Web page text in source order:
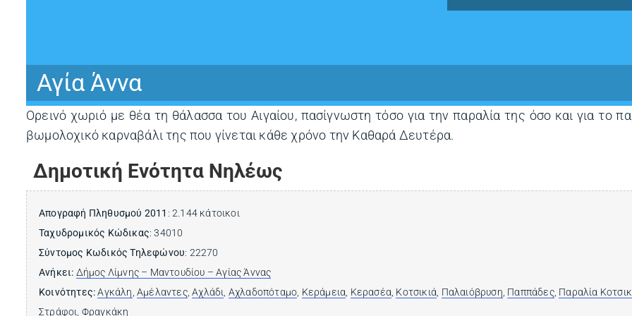
Αγία Άννα
Ορεινό χωριό με θέα τη θάλασσα του Αιγαίου, πασίγνωστη τόσο για την παραλία της όσο και για το
βωμολοχικό καρναβάλι της που γίνεται κάθε χρόνο την Καθαρά Δευτέρα.
Δημοτική Ενότητα Νηλέως
Απογραφή Πληθυσμού 2011 : 2.144 κάτοικοι
Ταχυδρομικός Κώδικας: 34010
Σύντομος Κωδικός Τηλεφώνου: 22270
Ανήκει: Δήμος Λίμνης – Μαντουδίου – Αγίας Άννας
Κοινότητες:Αγκάλη ,Αμέλαντες,Αχλάδι Αχλαδοπόταμο Κεράμεια Κερασέα Κοτσικιά Παλαιόβρυση Παππάδες, Παραλία
Στράφοι Φραγκάκη